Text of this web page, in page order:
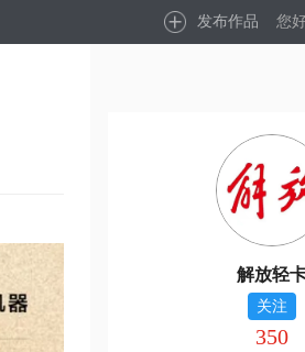
发布作品 您
解放轻
关注
350